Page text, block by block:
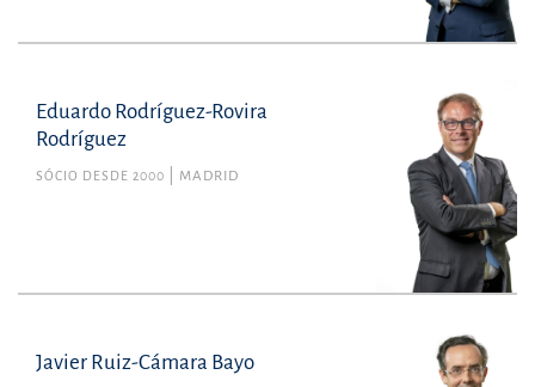
Eduardo Rodríguez-Rovira
Rodríguez
SÓCIO DESDE 2000 MADRID
Javier Ruiz-Cámara Bayo